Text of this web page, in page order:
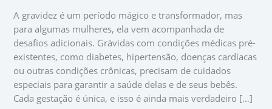
A gravidez é um período mágico e transformador, mas
para algumas mulheres, ela vem acompanhada de
desafios adicionais. Grávidas com condições médicas pré-
existentes, como diabetes, hipertensão, doenças cardíacas
ou outras condições crônicas, precisam de cuidados
especiais para garantir a saúde delas e de seus bebês.
Cada gestação é única, e isso é ainda mais verdadeiro […]
existentes